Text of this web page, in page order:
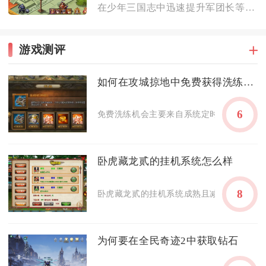
在少年三国志中迅速提升军团长等级，核心在于军团经验获取、成员...
游戏测评
如何在攻城掠地中免费获得洗练的机会
免费洗练机会主要来自系统定时赠送、日
6
卧虎藏龙贰的挂机系统怎么样
卧虎藏龙贰的挂机系统成熟且减负效果突
8
为何要在全民奇迹2中获取钻石